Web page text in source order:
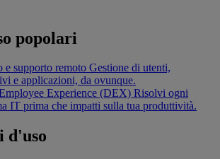
popolari
e supporto remoto Gestione di utenti,
e applicazioni, da ovunque.
Experience (DEX) Risolvi ogni
IT prima che impatti sulla tua produttività.
d'uso